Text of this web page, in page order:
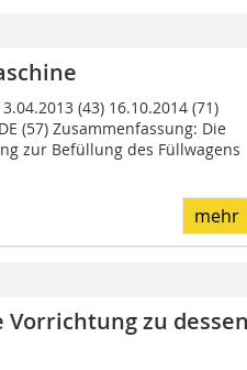
(43) 16.10.2014 (71)
(57) Zusammenfassung: Die
zur Befüllung des Füllwagens
mehr
zu dessen